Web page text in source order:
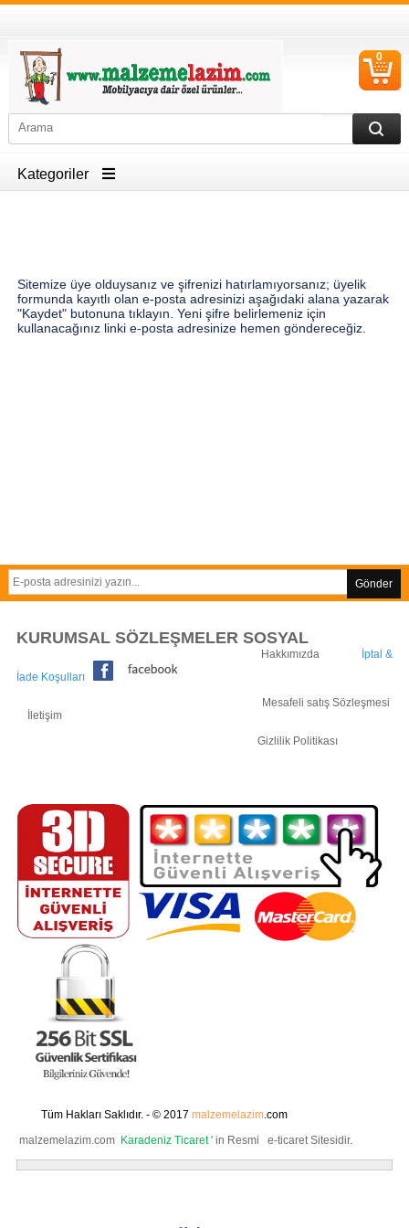
0
Kategoriler
Sitemize üye olduysanız ve şifrenizi hatırlamıyorsanız; üyelik
formunda kayıtlı olan e-posta adresinizi aşağıdaki alana yazarak
"Kaydet" butonuna tıklayın. Yeni şifre belirlemeniz için
kullanacağınız linki e-posta adresinize hemen göndereceğiz.
Gönder
KURUMSAL SÖZLEŞMELER SOSYAL
Hakkımızda
İptal &
İade Koşulları
Mesafeli satış Sözleşmesi
İletişim
Gizlilik Politikası
Tüm Hakları Saklıdır. - © 2017 malzemelazim.com
malzemelazim.com Karadeniz Ticaret' in Resmi e-ticaret Sitesidir.